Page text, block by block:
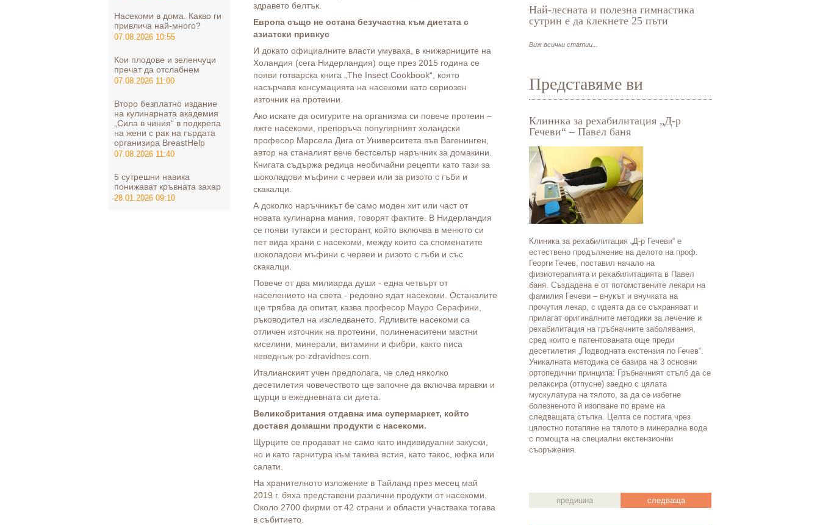
здравето белтък.
Европа също не остана безучастна към диетата с
азиатски привкус
И докато официалните власти умуваха, в книжарниците на
Холандия (сега Нидерландия) още през 2015 година се
появи готварска книга „The Insect Cookbook“, която
насърчава консумацията на насекоми като сериозен
източник на протеини.
Ако искате да осигурите на организма си повече протеин –
яжте насекоми, препоръча популярният холандски
професор Марсела Дига от Университета във Вагенинген,
автор на станалият вече бестселър наръчник за домакини.
Книгата съдържа редица необичайни рецепти като тази за
шоколадови мъфини с червеи или за ризото с гъби и
скакалци.
А доколко наръчникът бе само моден хит или част от
новата кулинарна мания, говорят фактите. В Нидерландия
се появи тутакси и ресторант, който включва в менюто си
пет вида храни с насекоми, между които са споменатите
шоколадови мъфини с червеи и ризото с гъби и със
скакалци.
Повече от два милиарда души - една четвърт от
населението на света - редовно ядат насекоми. Останалите
ще трябва да опитат, казва професор Мауро Серафини,
ръководител на изследването. Ядливите насекоми са
отличен източник на протеини, полиненаситени мастни
киселини, минерали, витамини и фибри, както писа
неведнъж po-zdravidnes.com.
Италианският учен предполага, че след няколко
десетилетия човечеството ще започне да включва мравки и
щурци в ежедневната си диета.
Великобритания отдавна има супермаркет, който
доставя домашни продукти с насекоми.
Щурците се продават не само като индивидуални закуски,
но и като гарнитура към такива ястия, като такос, юфка или
салати.
На хранителното изложение в Тайланд през месец май
2019 г. бяха представени различни продукти от насекоми.
Около 2700 фирми от 42 страни и области участваха тогава
в събитието.
Насекоми в дома. Какво ги
привлича най-много?
07.08.2026 10:55
Кои плодове и зеленчуци
пречат да отслабнем
07.08.2026 11:00
Второ безплатно издание
на кулинарната академия
„Сила в чиния“ в подкрепа
на жени с рак на гърдата
организира BreastHelp
07.08.2026 11:40
5 сутрешни навика
понижават кръвната захар
28.01.2026 09:10
Най-лесната и полезна гимнастика
сутрин е да клекнете 25 пъти
Виж всички статии...
Представяме ви
Клиника за рехабилитация „Д-р
Гечеви“ – Павел баня
Клиника за рехабилитация „Д-р Гечеви“ е
естествено продължение на делото на проф.
Георги Гечев, поставил начало на
физиотерапията и рехабилитацията в Павел
баня. Създадена е от потомствените лекари на
фамилия Гечеви – внукът и внучката на
прочутия лекар, с идеята да се съхраняват и
прилагат оригиналните методики за лечение и
рехабилитация на гръбначните заболявания,
сред които е патентованата още преди
десетилетия „Подводната екстензия по Гечев“.
Уникалната методика се базира на 3 основни
ортопедични принципа: Гръбначният стълб да се
релаксира (отпусне) заедно с цялата
мускулатура на тялото, за да се избегне
болезненото й изопване по време на
следващата стъпка. Целта се постига чрез
цялостно потапяне на тялото в минерална вода
с помощта на специални екстензионни
съоръжения.
предишна следваща